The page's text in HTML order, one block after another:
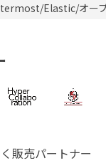
Elastic/オー
販売パートナー